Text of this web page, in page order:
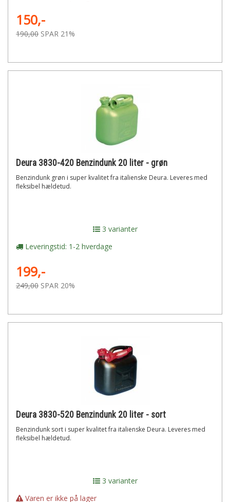
150,-
190,00 SPAR 21%
Deura 3830-420 Benzindunk 20 liter - grøn
Benzindunk grøn i super kvalitet fra italienske Deura. Leveres med
fleksibel hældetud.
3 varianter
Leveringstid: 1-2 hverdage
199,-
249,00 SPAR 20%
Deura 3830-520 Benzindunk 20 liter - sort
Benzindunk sort i super kvalitet fra italienske Deura. Leveres med
fleksibel hældetud.
3 varianter
Varen er ikke på lager